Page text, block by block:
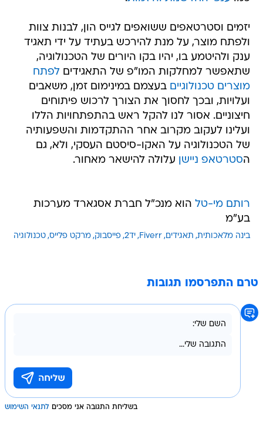
יזמים וסטרטאפים ששואפים לגייס הון, לבנות צוות
ולפתח מוצר, על מנת להירכש בעתיד על ידי תאגיד
ענק ולהיטמע בו, יהיו בקו היורים של הטכנולוגיה,
שתאפשר למחלקות המו"פ של התאגידיםלפתח
מוצרים טכנולוגיים בעצמם במינימום זמן, משאבים
ועלויות, ובכך לחסוך את הצורך לרכוש פיתוחים
חיצוניים. אסור לנו להקל ראש בהתפתחויות הללו
ועלינו לעקוב מקרוב אחר ההתקדמות והשפעותיה
של הטכנולוגיה על האקו-סיסטם העסקי, ולא, גם
הסטרטאפ ניישן עלולה להישאר מאחור.
רותם מי-טל הוא מנכ"ל חברת אסגארד מערכות
בע"מ
בינה מלאכותית תאגידים Fiverr יד2 פייסבוק מרקט פלייס טכנולוגיה
טרם התפרסמו תגובות
בשליחת התגובה אני מסכים לתנאי השימוש